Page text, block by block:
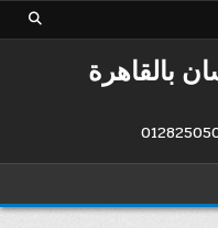
بالقاهرة